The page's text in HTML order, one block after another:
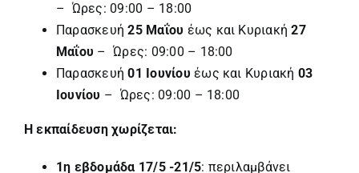
– Ώρες: 09:00 – 18:00
Παρασκευή25 Μαΐου έως και Κυριακή27
Μαΐου – Ώρες: 09:00 – 18:00
Παρασκευή01 Ιουνίου έως και Κυριακή 03
Ιουνίου – Ώρες: 09:00 – 18:00
Η εκπαίδευση χωρίζεται:
1η εβδομάδα 17/5 -21/5: περιλαμβάνει